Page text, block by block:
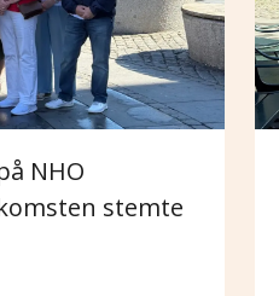
NHO
stemte